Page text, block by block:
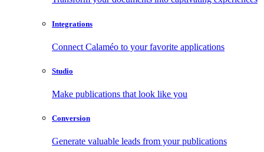
Integrations
Connect Calaméo to your favorite applications
Studio
Make publications that look like you
Conversion
Generate valuable leads from your publications